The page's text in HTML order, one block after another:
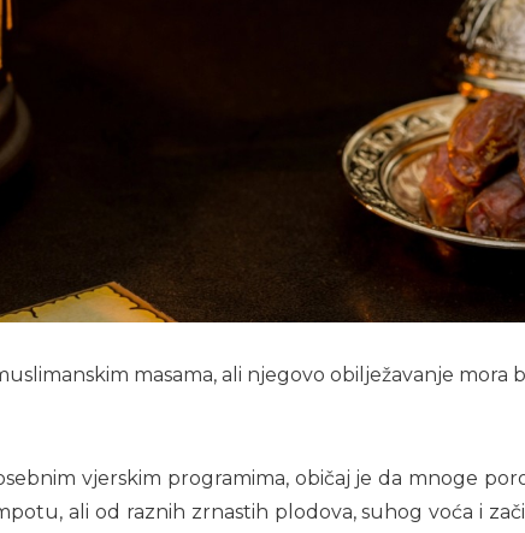
masama, ali njegovo obilježavanje mora
vjerskim programima, običaj je da mnoge
ali od raznih zrnastih plodova, suhog voća i